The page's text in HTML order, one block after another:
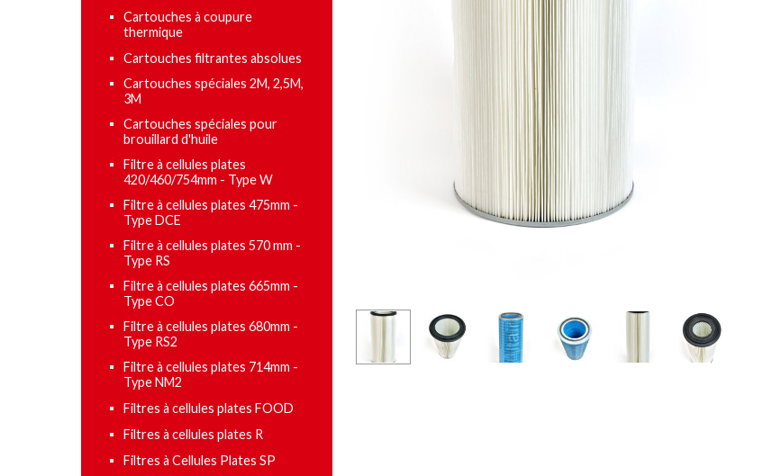
Cartouches à coupure
thermique
Cartouches filtrantes absolues
Cartouches spéciales 2M, 2,5M,
3M
Cartouches spéciales pour
brouillard d'huile
Filtre à cellules plates
420/460/754mm - Type W
Filtre à cellules plates 475mm -
Type DCE
Filtre à cellules plates 570 mm -
Type RS
Filtre à cellules plates 665mm -
Type CO
Filtre à cellules plates 680mm -
Type RS2
Filtre à cellules plates 714mm -
Type NM2
Filtres à cellules plates FOOD
Filtres à cellules plates R
Filtres à Cellules Plates SP